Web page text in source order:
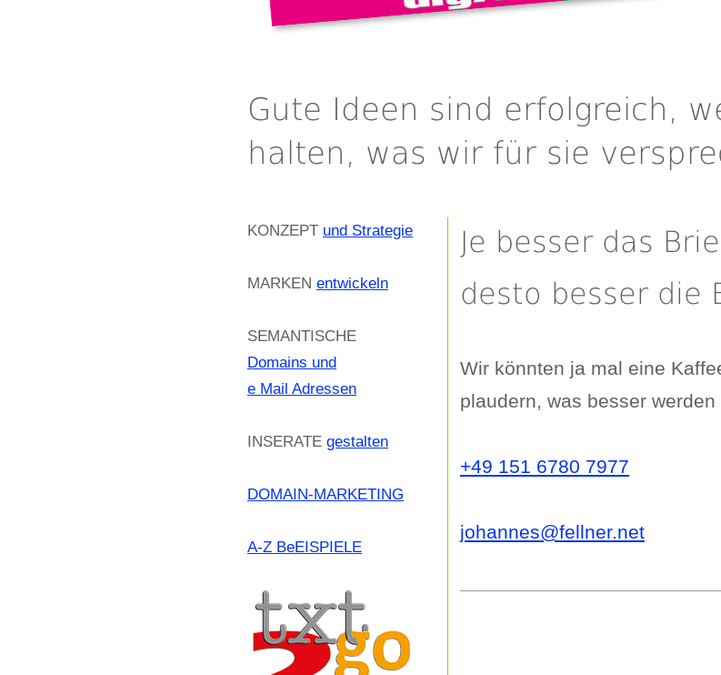
Gute Ideen sind erfolgreich,
halten, was wir für sie
KONZEPT und Strategie
MARKEN entwickeln
SEMANTISCHE
Domains und
e Mail Adressen
INSERATE gestalten
DOMAIN-MARKETING
A-Z BeEISPIELE
Je besser das
desto besser die
Wir könnten ja mal eine
plaudern, was besser
+49 151 6780 7977
johannes@fellner.net